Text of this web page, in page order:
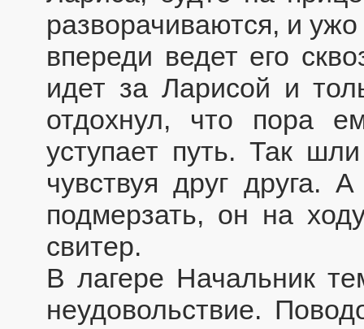
разворачиваются, и
впереди ведет его
идет за Ларисой и
отдохнул, что пора
уступает путь. Так
чувствуя друг друга.
подмерзать, он на
свитер.
В лагере Начальник
неудовольствие.